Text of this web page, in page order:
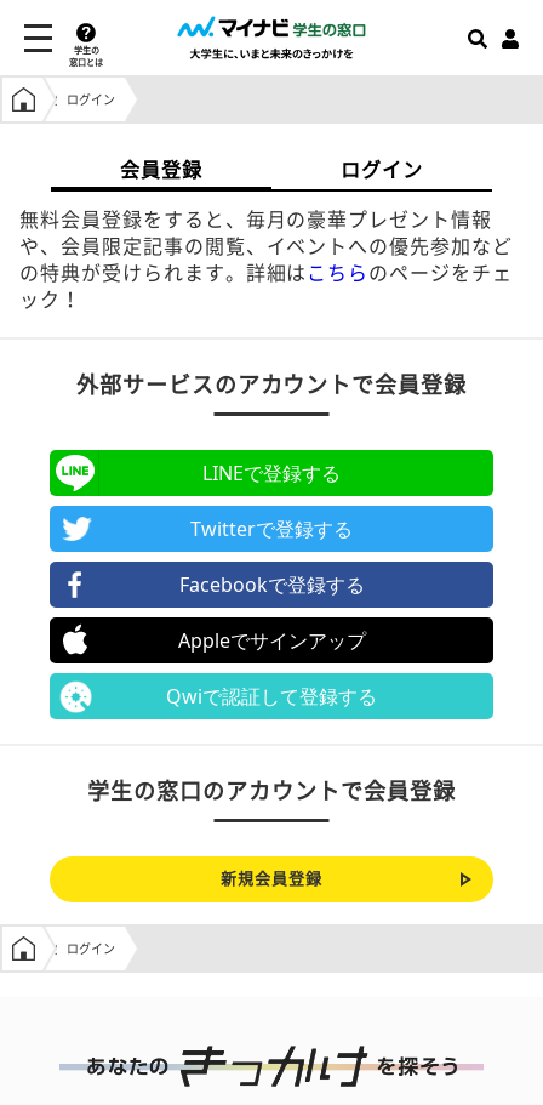
学生の
窓口とは
学生の窓口トップ
ログイン
会員登録 ログイン
無料会員登録をすると、毎月の豪華プレゼント情報
や、会員限定記事の閲覧、イベントへの優先参加など
の特典が受けられます。詳細は こちら のページをチェ
ック！
外部サービスのアカウントで会員登録
LINEで登録する
Twitterで登録する
Facebookで登録する
Appleでサインアップ
Qwiで認証して登録する
学生の窓口のアカウントで会員登録
新規会員登録
学生の窓口トップ
ログイン